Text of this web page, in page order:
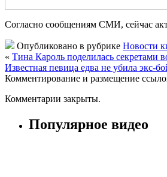
Согласно сообщениям СМИ, сейчас
Опубликовано в рубрике Новости
« Тина Кароль поделилась
Известная певица едва не убила
Комментирование и размещение
Комментарии закрыты.
Популярное видео